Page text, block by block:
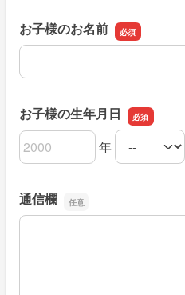
お子様のお名前
お子様のお名前
お子様の生年月日
お子様の生年月日の年
年
お子様の生年月日の月
お子様の生年月日の日
通信欄
通信欄